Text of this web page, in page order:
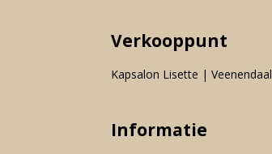
Verkooppunt
Kapsalon Lisette | Veenendaal
Informatie